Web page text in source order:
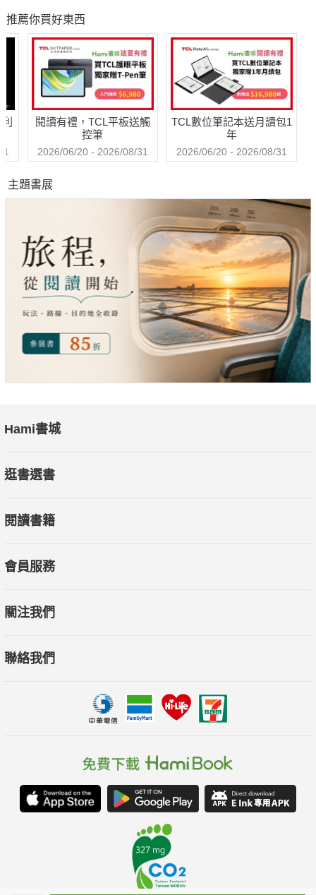
推薦你買好東西
閱讀有禮，TCL平板送觸
控筆
2026/06/20 - 2026/08/31
TCL數位筆記本送月讀包1
年
2026/06/20 - 2026/08/31
主題書展
Hami書城
逛書選書
閱讀書籍
會員服務
關注我們
聯絡我們